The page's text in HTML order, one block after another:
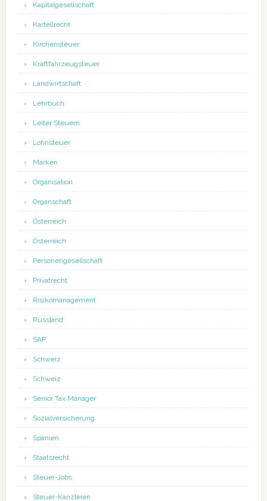
Kapitalgesellschaft
Kartellrecht
Kirchensteuer
Kraftfahrzeugsteuer
Landwirtschaft
Lehrbuch
Leiter Steuern
Lohnsteuer
Marken
Organisation
Organschaft
Österreich
Österreich
Personengesellschaft
Privatrecht
Risikomanagement
Russland
SAP
Schweiz
Schweiz
Senior Tax Manager
Sozialversicherung
Spanien
Staatsrecht
Steuer-Jobs
Steuer-Kanzleien